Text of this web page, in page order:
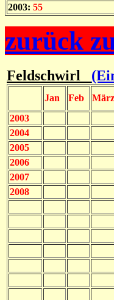
2003: 55
zurück
Feldschwirl
Jan Feb März
2003
2004
2005
2006
2007
2008